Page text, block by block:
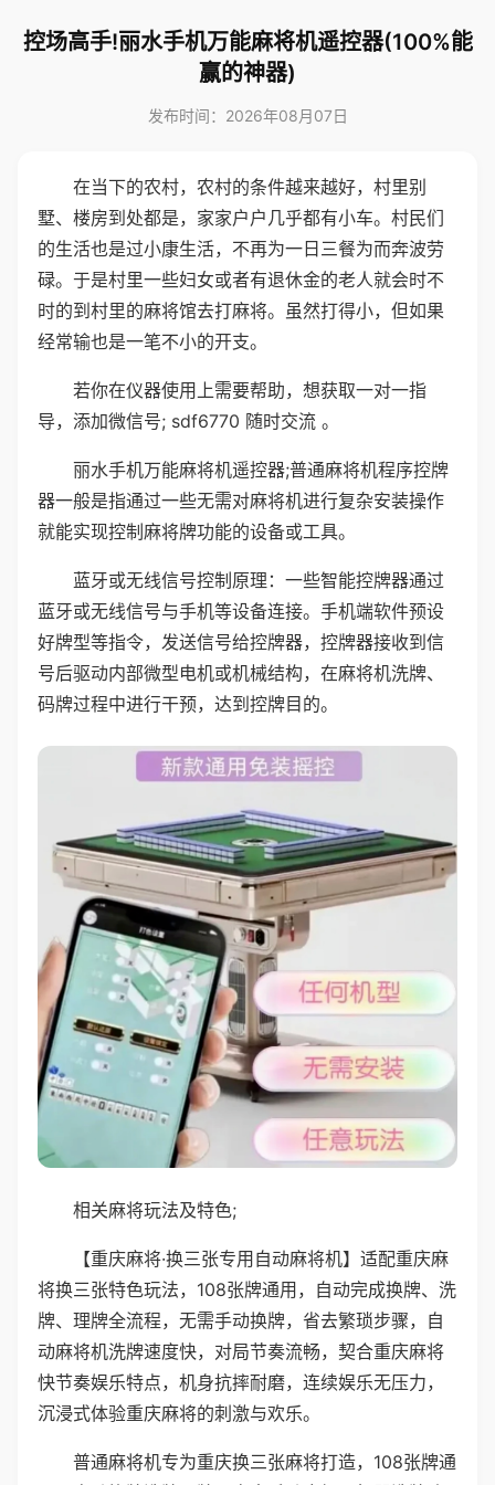
控场高手!丽水手机万能麻将机遥控器(100%能
赢的神器)
发布时间：2026年08月07日
在当下的农村，农村的条件越来越好，村里别
墅、楼房到处都是，家家户户几乎都有小车。村民们
的生活也是过小康生活，不再为一日三餐为而奔波劳
碌。于是村里一些妇女或者有退休金的老人就会时不
时的到村里的麻将馆去打麻将。虽然打得小，但如果
经常输也是一笔不小的开支。
若你在仪器使用上需要帮助，想获取一对一指
导，添加微信号; sdf6770 随时交流 。
丽水手机万能麻将机遥控器;普通麻将机程序控牌
器一般是指通过一些无需对麻将机进行复杂安装操作
就能实现控制麻将牌功能的设备或工具。
蓝牙或无线信号控制原理：一些智能控牌器通过
蓝牙或无线信号与手机等设备连接。手机端软件预设
好牌型等指令，发送信号给控牌器，控牌器接收到信
号后驱动内部微型电机或机械结构，在麻将机洗牌、
码牌过程中进行干预，达到控牌目的。
相关麻将玩法及特色;
【重庆麻将·换三张专用自动麻将机】适配重庆麻
将换三张特色玩法，108张牌通用，自动完成换牌、洗
牌、理牌全流程，无需手动换牌，省去繁琐步骤，自
动麻将机洗牌速度快，对局节奏流畅，契合重庆麻将
快节奏娱乐特点，机身抗摔耐磨，连续娱乐无压力，
沉浸式体验重庆麻将的刺激与欢乐。
普通麻将机专为重庆换三张麻将打造，108张牌通